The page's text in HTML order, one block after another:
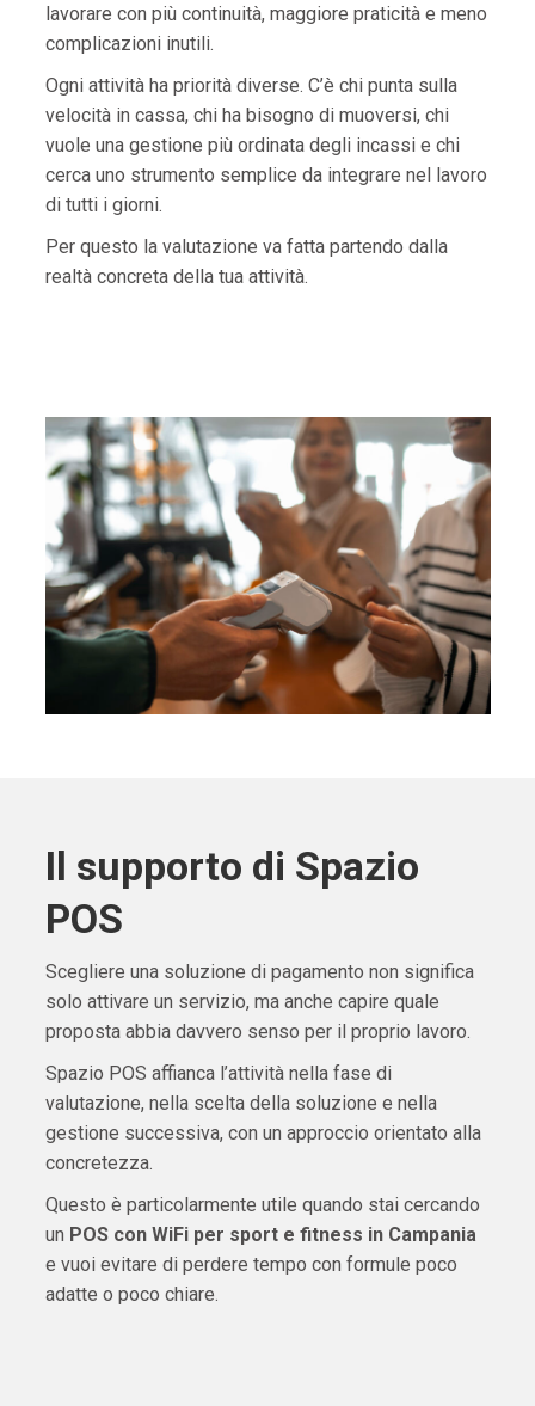
lavorare con più continuità, maggiore praticità e meno
complicazioni inutili.
Ogni attività ha priorità diverse. C’è chi punta sulla
velocità in cassa, chi ha bisogno di muoversi, chi
vuole una gestione più ordinata degli incassi e chi
cerca uno strumento semplice da integrare nel lavoro
di tutti i giorni.
Per questo la valutazione va fatta partendo dalla
realtà concreta della tua attività.
Il supporto di Spazio
POS
Scegliere una soluzione di pagamento non significa
solo attivare un servizio, ma anche capire quale
proposta abbia davvero senso per il proprio lavoro.
Spazio POS affianca l’attività nella fase di
valutazione, nella scelta della soluzione e nella
gestione successiva, con un approccio orientato alla
concretezza.
Questo è particolarmente utile quando stai cercando
un POS con WiFi per sport e fitness in Campania
e vuoi evitare di perdere tempo con formule poco
adatte o poco chiare.